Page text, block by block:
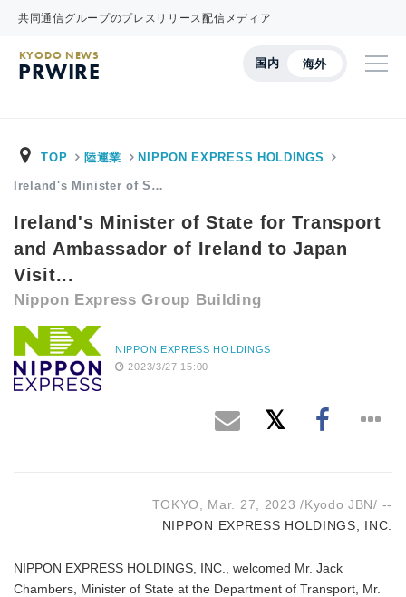
共同通信グループのプレスリリース配信メディア
国内 海外
KYODO NEWS
PRWIRE
TOP 陸運業 NIPPON EXPRESS HOLDINGS
Ireland's Minister of S…
Ireland's Minister of State for Transport
and Ambassador of Ireland to Japan
Visit...
Nippon Express Group Building
NIPPON EXPRESS HOLDINGS
2023/3/27 15:00
TOKYO, Mar. 27, 2023 /Kyodo JBN/ --
NIPPON EXPRESS HOLDINGS, INC.
NIPPON EXPRESS HOLDINGS, INC., welcomed Mr. Jack
Chambers, Minister of State at the Department of Transport, Mr.